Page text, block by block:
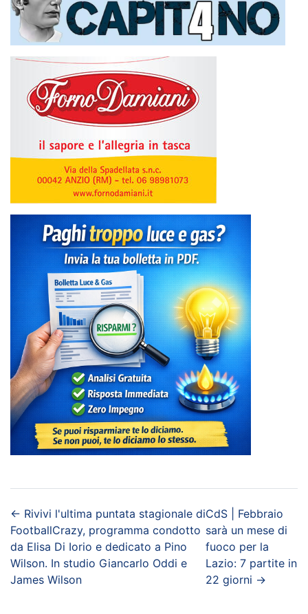
← Rivivi l'ultima puntata stagionale di
FootballCrazy, programma condotto
da Elisa Di Iorio e dedicato a Pino
Wilson. In studio Giancarlo Oddi e
James Wilson
CdS | Febbraio
sarà un mese di
fuoco per la
Lazio: 7 partite in
22 giorni →